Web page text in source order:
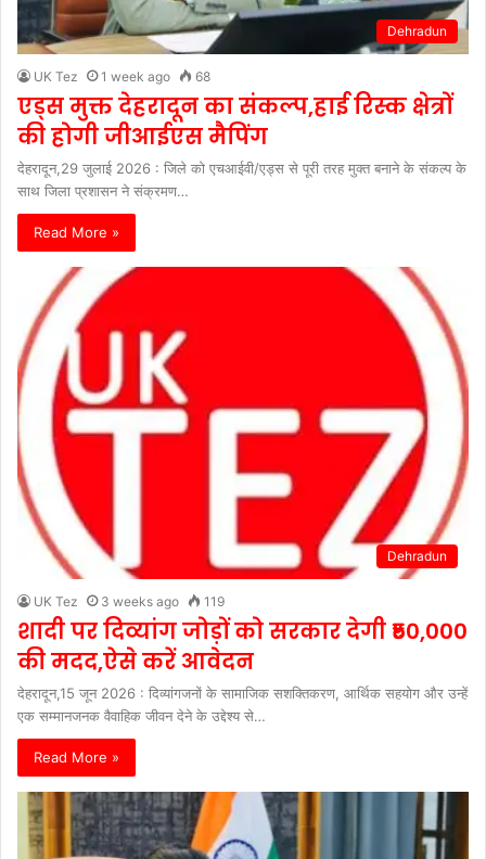
Dehradun
UK Tez 1 week ago 68
एड्स मुक्त देहरादून का संकल्प,हाई रिस्क क्षेत्रों
की होगी जीआईएस मैपिंग
देहरादून,29 जुलाई 2026 : जिले को एचआईवी/एड्स से पूरी तरह मुक्त बनाने के संकल्प के
साथ जिला प्रशासन ने संक्रमण…
Read More »
Dehradun
UK Tez 3 weeks ago 119
शादी पर दिव्यांग जोड़ों को सरकार देगी ₹50,000
की मदद,ऐसे करें आवेदन
देहरादून,15 जून 2026 : दिव्यांगजनों के सामाजिक सशक्तिकरण, आर्थिक सहयोग और उन्हें
एक सम्मानजनक वैवाहिक जीवन देने के उद्देश्य से…
Read More »